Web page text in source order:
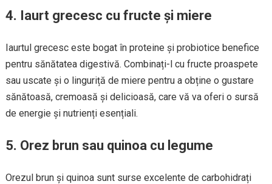
4. Iaurt grecesc cu fructe și miere
Iaurtul grecesc este bogat în proteine și probiotice benefice
pentru sănătatea digestivă. Combinați-l cu fructe proaspete
sau uscate și o linguriță de miere pentru a obține o gustare
sănătoasă, cremoasă și delicioasă, care vă va oferi o sursă
de energie și nutrienți esențiali.
5. Orez brun sau quinoa cu legume
Orezul brun și quinoa sunt surse excelente de carbohidrați